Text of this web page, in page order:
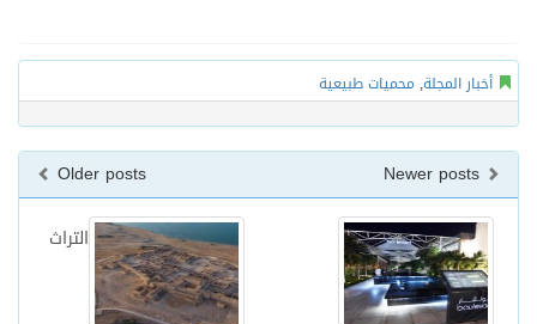
أخبار المجلة, محميات طبيعية
Older posts
التراث